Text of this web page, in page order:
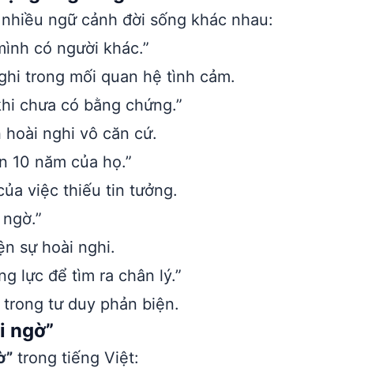
ngữ cảnh đời sống khác nhau:
có người khác.”
trong mối quan hệ tình cảm.
chưa có bằng chứng.”
nghi vô căn cứ.
10 năm của họ.”
việc thiếu tin tưởng.
sự hoài nghi.
lực để tìm ra chân lý.”
tư duy phản biện.
ngờ”
trong tiếng Việt: